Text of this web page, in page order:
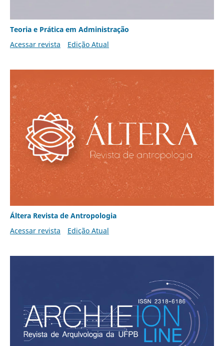
Teoria e Prática em Administração
Acessar revista
Edição Atual
Áltera Revista de Antropologia
Acessar revista
Edição Atual